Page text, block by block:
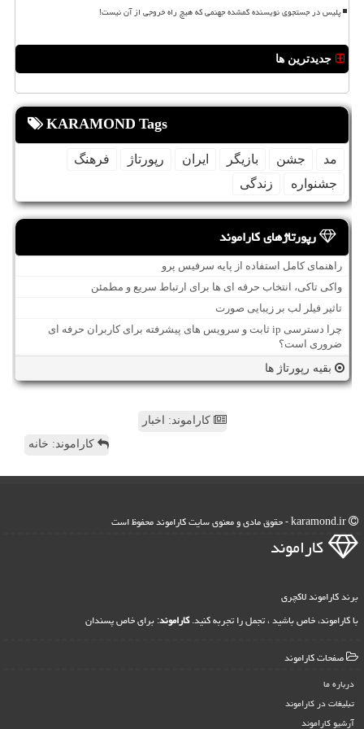
پلیس در جستجوی نویسنده گمشده جهنمی که هیچ راه خروجی از آن نیست!
جدیدترین ها
KARAMOND Tags
مد جشن بازیگر ایران رپورتاژ
فرهنگ
جشنواره
زندگی
رپورتاژهای کاراموند
راهنمای کامل استفاده از پایه سرفیس پرو
واکی تاکی، انتخاب حرفه ای ها برای ارتباط سریع و مطمئن
تاثیر فیلر لب بر زیبایی صورت
چرا دسترسی ip ثابت و سرویس های پیشرفته برای کاربران حرفه ای
ضروری است؟
بقیه رپورتاژ ها
کاراموند: اخبار
کاراموند: خانه
كاراموند
برند کاراموند لاکچری
با کاراموند، خاص باشید ، تجمل را تجربه کنید.کاراموند: برای خاص پسندان
صفحات كاراموند
درباره ما
تبلیغات در كاراموند
آرشیو كاراموند